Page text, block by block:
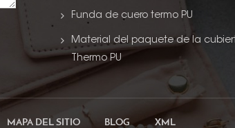
Funda de cuero termo PU
Material del paquete de la
Thermo PU
MAPA DEL SITIO BLOG XML